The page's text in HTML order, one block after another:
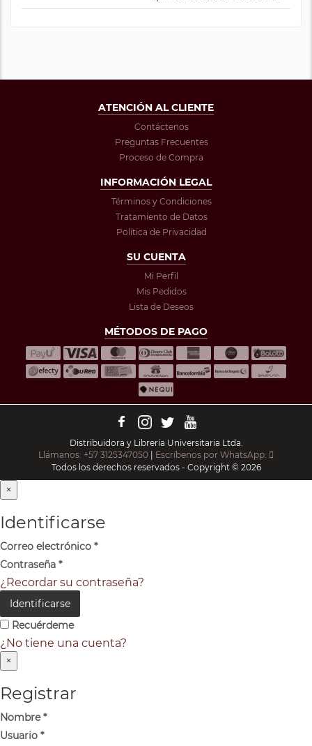
ATENCIÓN AL CLIENTE
Contáctenos
Preguntas Frecuentes
Proceso de Compra
INFORMACIÓN LEGAL
Términos y Condiciones
Tratamiento de Datos
Política de Privacidad
SU CUENTA
Mi Perfil
Mis Pedidos
Lista de Deseos
MÉTODOS DE PAGO
Distribuidora y Librería Universitaria Ltda.
Llámanos: +57 3125347050
Escríbenos por WhatsApp:
Todos los derechos reservados - Copyright © 2026
×
Identificarse
Correo electrónico *
Contraseña *
¿Recordar su contraseña?
Identificarse
Recuérdeme
¿No tiene una cuenta?
×
Registrar
Nombre*
Usuario *